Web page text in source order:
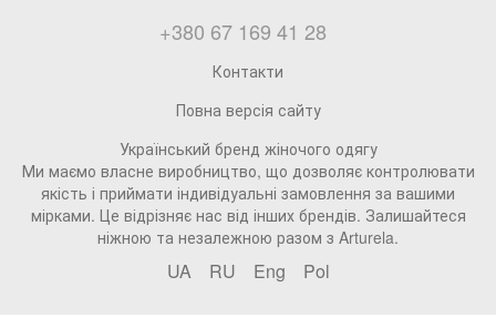
+380 67 169 41 28
Контакти
Повна версія сайту
Український бренд жіночого одягу
Ми маємо власне виробництво, що дозволяє контролювати
якість і приймати індивідуальні замовлення за вашими
мірками. Це відрізняє нас від інших брендів. Залишайтеся
ніжною та незалежною разом з Arturela.
UA RU Eng Pol